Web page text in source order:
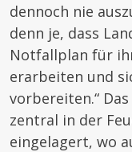
dennoch nie
denn je, dass
Notfallplan für
erarbeiten und
vorbereiten.“
zentral in der
eingelagert, wo